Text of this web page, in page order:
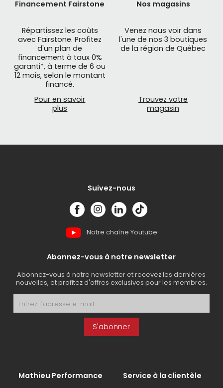
AXIOMutilise des matériaux respectueux de
l'environnement dans tous ces produits et
emballages. Ces tissus sont exempts de métaux
lourds et de colorants toxiques pour que la famille
puisse les utiliser.
La gamme de produits
est composée
garde-boues
Financement Fairstone
Répartissez les coûts
avec Fairstone. Profitez
d'un plan de
financement à taux 0%
garanti*, à terme de 6 ou
12 mois, selon le montant
financé.
Pour en savoir
plus
Nos magasins
Venez nous voir dans
l'une de nos 3 boutiques
de la région de Québec
Trouvez votre
magasin
Suivez-nous
Notre chaîne Youtube
Abonnez-vous à notre newsletter
Abonnez-vous à notre newsletter et recevez les dernières
nouvelles, et profitez d'offres exclusives pour les membres.
S'abonner
Mathieu Performance
Service à la clientèle